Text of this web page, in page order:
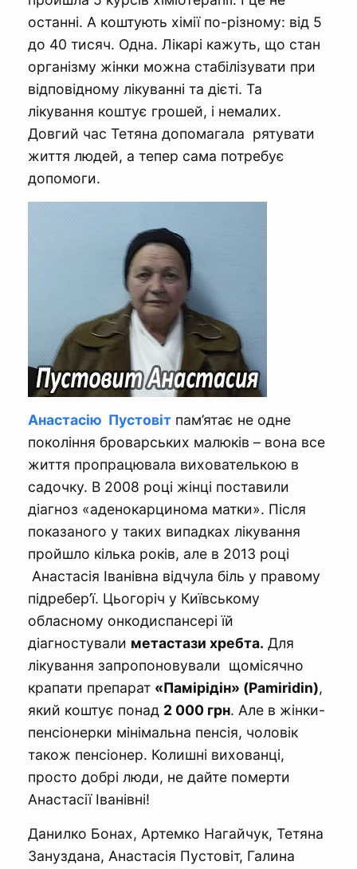
останні. А коштують хімії по-різному: від 5
до 40 тисяч. Одна. Лікарі кажуть, що стан
організму жінки можна стабілізувати при
відповідному лікуванні та дієті. Та
лікування коштує грошей, і немалих.
Довгий час Тетяна допомагала рятувати
життя людей, а тепер сама потребує
допомоги.
Анастасію Пустовіт пам’ятає не одне
покоління броварських малюків – вона все
життя пропрацювала вихователькою в
садочку. В 2008 році жінці поставили
діагноз «аденокарцинома матки». Після
показаного у таких випадках лікування
пройшло кілька років, але в 2013 році
Анастасія Іванівна відчула біль у правому
підребер’ї. Цьогоріч у Київському
обласному онкодиспансері їй
діагностували метастази хребта. Для
лікування запропоновували щомісячно
крапати препарат «Памірідін» (Pamiridin),
який коштує понад 2 000 грн. Але в жінки-
пенсіонерки мінімальна пенсія, чоловік
також пенсіонер. Колишні вихованці,
просто добрі люди, не дайте померти
Анастасії Іванівні!
Данилко Бонах, Артемко Нагайчук, Тетяна
Зануздана, Анастасія Пустовіт, Галина